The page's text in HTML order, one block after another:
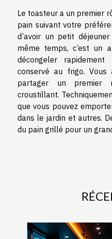
Le toasteur a un premier
pain suivant votre
d’avoir un petit
même temps, c’est un
décongeler
conservé au frigo. Vous
partager un premier
croustillant.
que vous pouvez
dans le jardin et autres.
du pain grillé pour un